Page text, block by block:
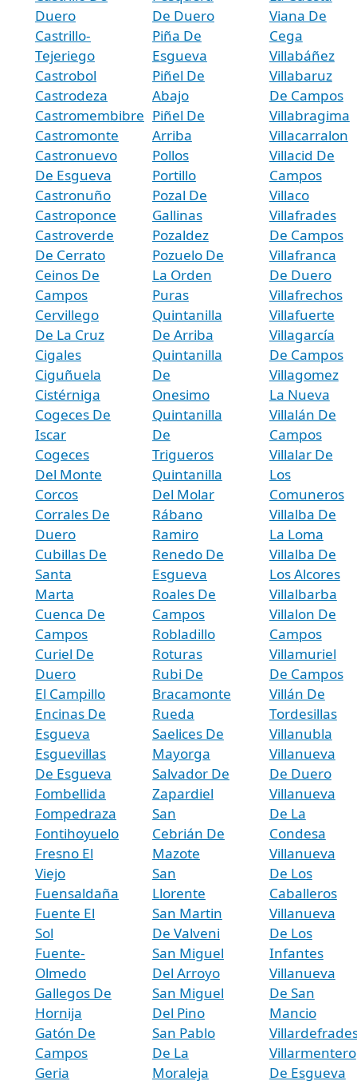
Duero
Castrillo-
Tejeriego
Castrobol
Castrodeza
Castromembibre
Castromonte
Castronuevo
De Esgueva
Castronuño
Castroponce
Castroverde
De Cerrato
Ceinos De
Campos
Cervillego
De La Cruz
Cigales
Ciguñuela
Cistérniga
Cogeces De
Iscar
Cogeces
Del Monte
Corcos
Corrales De
Duero
Cubillas De
Santa
Marta
Cuenca De
Campos
Curiel De
Duero
El Campillo
Encinas De
Esgueva
Esguevillas
De Esgueva
Fombellida
Fompedraza
Fontihoyuelo
Fresno El
Viejo
Fuensaldaña
Fuente El
Sol
Fuente-
Olmedo
Gallegos De
Hornija
Gatón De
Campos
Geria
De Duero
Piña De
Esgueva
Piñel De
Abajo
Piñel De
Arriba
Pollos
Portillo
Pozal De
Gallinas
Pozaldez
Pozuelo De
La Orden
Puras
Quintanilla
De Arriba
Quintanilla
De
Onesimo
Quintanilla
De
Trigueros
Quintanilla
Del Molar
Rábano
Ramiro
Renedo De
Esgueva
Roales De
Campos
Robladillo
Roturas
Rubi De
Bracamonte
Rueda
Saelices De
Mayorga
Salvador De
Zapardiel
San
Cebrián De
Mazote
San
Llorente
San Martin
De Valveni
San Miguel
Del Arroyo
San Miguel
Del Pino
San Pablo
De La
Moraleja
Viana De
Cega
Villabáñez
Villabaruz
De Campos
Villabragima
Villacarralon
Villacid De
Campos
Villaco
Villafrades
De Campos
Villafranca
De Duero
Villafrechos
Villafuerte
Villagarcía
De Campos
Villagomez
La Nueva
Villalán De
Campos
Villalar De
Los
Comuneros
Villalba De
La Loma
Villalba De
Los Alcores
Villalbarba
Villalon De
Campos
Villamuriel
De Campos
Villán De
Tordesillas
Villanubla
Villanueva
De Duero
Villanueva
De La
Condesa
Villanueva
De Los
Caballeros
Villanueva
De Los
Infantes
Villanueva
De San
Mancio
Villarmentero
De Esgueva